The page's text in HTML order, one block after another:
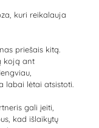
kuri reikalauja
priešais kitą.
koją ant
labai lėtai atsistoti.
gali įeiti,
kad išlaikytų